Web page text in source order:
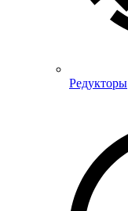
Редукторы